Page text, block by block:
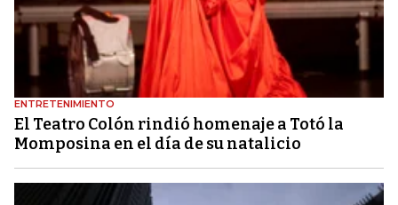
ENTRETENIMIENTO
El Teatro Colón rindió homenaje a Totó la
Momposina en el día de su natalicio